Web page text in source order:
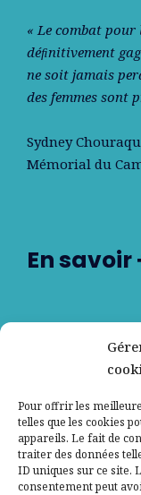
Pour offrir les
telles que les cookies
appareils. Le fait de
traiter des données
ID uniques sur ce site.
consentement peut
« Le combat
déﬁnitivement
ne soit jamais
des femmes sont
Sydney
Mémorial du
En savoir
Contactez-
Mentions